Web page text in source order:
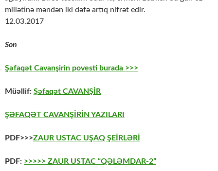
millətinə məndən iki dəfə artıq nifrət edir.
12.03.2017
Son
Şəfaqət Cavanşirin povesti burada >>>
Müəllif: Şəfaqət CAVANŞİR
ŞƏFAQƏT CAVANŞİRİN YAZILARI
PDF>>>ZAUR USTAC UŞAQ ŞEİRLƏRİ
PDF: >>>>> ZAUR USTAC “QƏLƏMDAR-2”